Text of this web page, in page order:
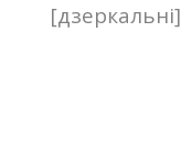
[дзеркальні]